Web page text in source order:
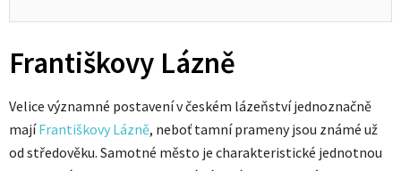
Františkovy Lázně
Velice významné postavení v českém lázeňství jednoznačně
majíFrantiškovy Lázně, neboť tamní prameny jsou známé už
od středověku. Samotné město je charakteristické jednotnou